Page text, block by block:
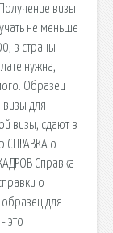
визы.
не меньше
в страны
нужна,
Образец
визы для
визы, сдают в
СПРАВКА о
Справка
о
для
это